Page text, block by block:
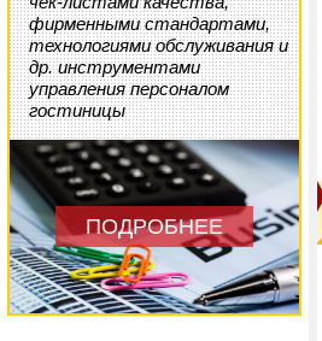
фирменными стандартами,
технологиями обслуживания и
др. инструментами
управления персоналом
гостиницы
ПОДРОБНЕЕ